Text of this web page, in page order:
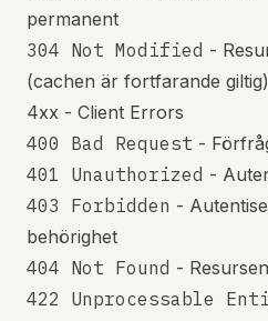
permanent
304 Not Modified -
(cachen är fortfarande giltig)
4xx - Client Errors
400 Bad Request -
401 Unauthorized -
403 Forbidden -
behörighet
404 Not Found -
422 Unprocessable